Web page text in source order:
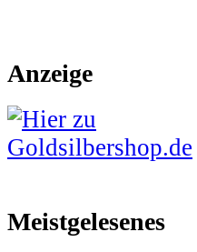
Anzeige
Meistgelesenes